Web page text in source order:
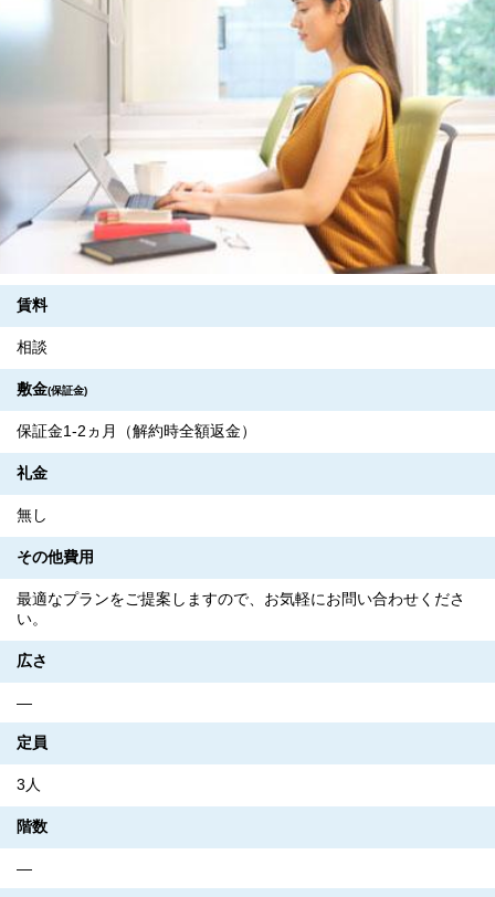
賃料
相談
敷金(保証金)
保証金1-2ヵ月（解約時全額返金）
礼金
無し
その他費用
最適なプランをご提案しますので、お気軽にお問い合わせくださ
い。
広さ
―
定員
3人
階数
―